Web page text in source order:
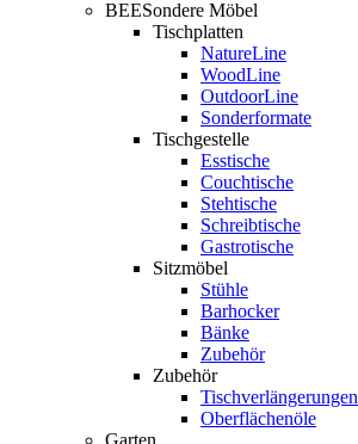
BEESondere Möbel
Tischplatten
NatureLine
WoodLine
OutdoorLine
Sonderformate
Tischgestelle
Esstische
Couchtische
Stehtische
Schreibtische
Gastrotische
Sitzmöbel
Stühle
Barhocker
Bänke
Zubehör
Zubehör
Tischverlängerungen
Oberflächenöle
Garten